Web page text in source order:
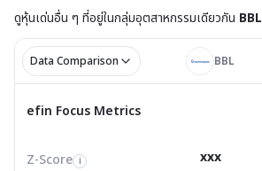
ดูหุ้นเด่นอื่น ๆ ที่อยู่ในกลุ่มอุตสาหกรรมเดียวกัน BBL
Data Comparison BBL
efin Focus Metrics
Z-Score i 0.00
efin Focus Metrics
Z-Score i
EV/EBITDA
Z-Score i xxx